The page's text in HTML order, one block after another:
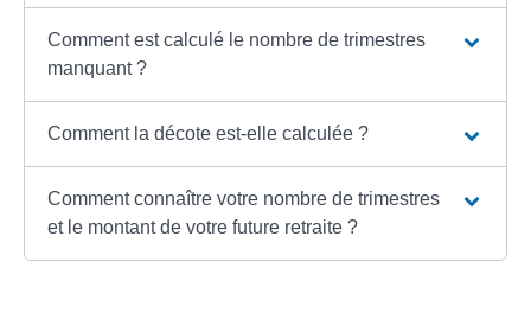
Comment est calculé le nombre de trimestres
manquant ?
Comment la décote est-elle calculée ?
Comment connaître votre nombre de trimestres
et le montant de votre future retraite ?